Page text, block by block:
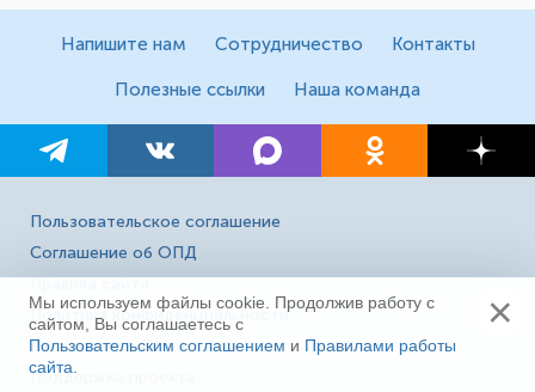
Напишите нам Сотрудничество Контакты
Полезные ссылки Наша команда
Пользовательское соглашение
Соглашение об ОПД
Правила сайта
Политика конфиденциальности
Реклама на сайте
Поддержка проекта
Мы используем файлы cookie. Продолжив работу с
сайтом, Вы соглашаетесь с
Пользовательским соглашением и Правилами работы
сайта
×